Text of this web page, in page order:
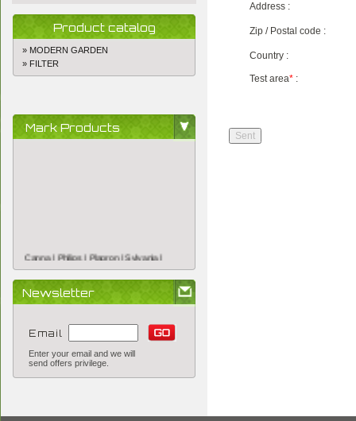
Product catalog
» MODERN GARDEN
» FILTER
Mark Products
Newsletter
Email
Enter your email and we will
send offers privilege.
Address :
Zip / Postal code :
Country :
Test area* :